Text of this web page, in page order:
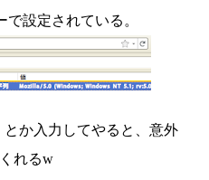
で設定されている。
とか入力してやると、意外
れるw